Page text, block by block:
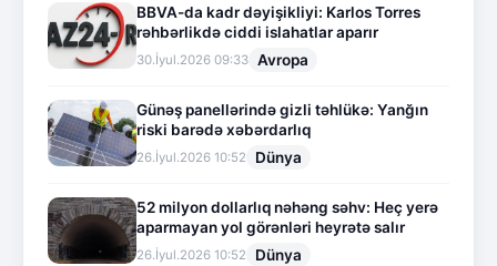
BBVA-da kadr dəyişikliyi: Karlos Torres
rəhbərlikdə ciddi islahatlar aparır
30.İyul.2026 09:33 Avropa
Günəş panellərində gizli təhlükə: Yanğın
riski barədə xəbərdarlıq
26.İyul.2026 10:52 Dünya
52 milyon dollarlıq nəhəng səhv: Heç yerə
aparmayan yol görənləri heyrətə salır
26.İyul.2026 10:52 Dünya